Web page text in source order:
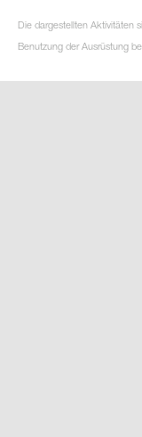
Die dargestellten Aktivitäten
Benutzung der Ausrüstung